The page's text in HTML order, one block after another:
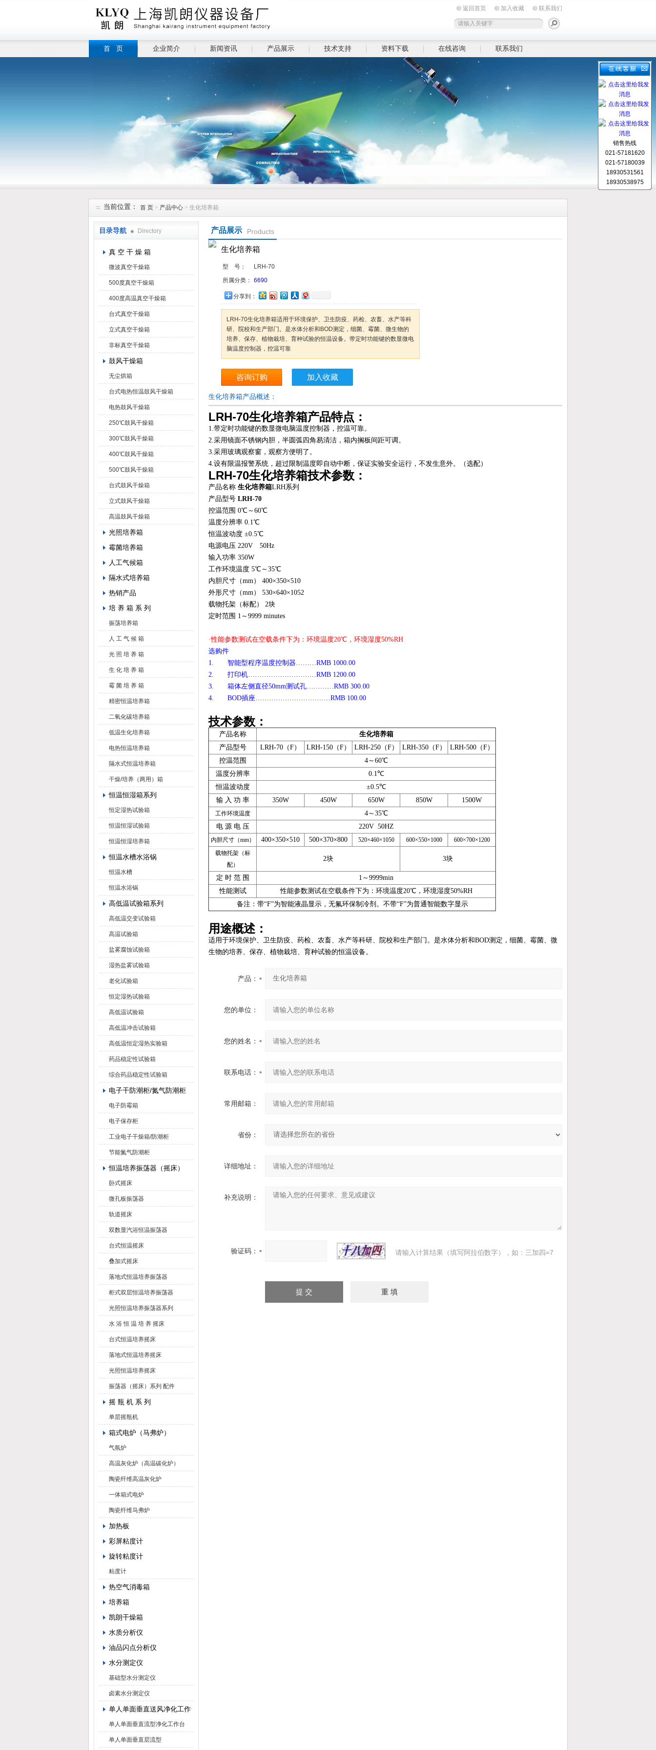
返回首页 加入收藏 联系我们
首 页 企业简介 新闻资讯 产品展示 技术支持 资料下载 在线咨询 联系我们
当前位置： 首 页 > 产品中心 > 生化培养箱
目录导航 Directory
真 空 干 燥 箱
微波真空干燥箱
500度真空干燥箱
400度高温真空干燥箱
台式真空干燥箱
立式真空干燥箱
非标真空干燥箱
鼓风干燥箱
无尘烘箱
台式电热恒温鼓风干燥箱
电热鼓风干燥箱
250℃鼓风干燥箱
300℃鼓风干燥箱
400℃鼓风干燥箱
500℃鼓风干燥箱
台式鼓风干燥箱
立式鼓风干燥箱
高温鼓风干燥箱
光照培养箱
霉菌培养箱
人工气候箱
隔水式培养箱
热销产品
培 养 箱 系 列
振荡培养箱
人 工 气 候 箱
光 照 培 养 箱
生 化 培 养 箱
霉 菌 培 养 箱
精密恒温培养箱
二氧化碳培养箱
低温生化培养箱
电热恒温培养箱
隔水式恒温培养箱
干燥/培养（两用）箱
恒温恒湿箱系列
恒定湿热试验箱
恒温恒湿试验箱
恒温恒湿培养箱
恒温水槽水浴锅
恒温水槽
恒温水浴锅
高低温试验箱系列
高低温交变试验箱
高温试验箱
盐雾腐蚀试验箱
湿热盐雾试验箱
老化试验箱
恒定湿热试验箱
高低温试验箱
高低温冲击试验箱
高低温恒定湿热实验箱
药品稳定性试验箱
综合药品稳定性试验箱
电子干防潮柜/氮气防潮柜
电子防霉箱
电子保存柜
工业电子干燥箱/防潮柜
节能氮气防潮柜
恒温培养振荡器（摇床）
卧式摇床
微孔板振荡器
轨道摇床
双数显汽浴恒温振荡器
台式恒温摇床
叠加式摇床
落地式恒温培养振荡器
柜式双层恒温培养振荡器
光照恒温培养振荡器系列
水 浴 恒 温 培 养 摇床
台式恒温培养摇床
落地式恒温培养摇床
光照恒温培养摇床
振荡器（摇床）系列 配件
摇 瓶 机 系 列
单层摇瓶机
箱式电炉（马弗炉）
气氛炉
高温灰化炉（高温碳化炉）
陶瓷纤维高温灰化炉
一体箱式电炉
陶瓷纤维马弗炉
加热板
彩屏粘度计
旋转粘度计
粘度计
热空气消毒箱
培养箱
凯朗干燥箱
水质分析仪
油品闪点分析仪
水分测定仪
基础型水分测定仪
卤素水分测定仪
单人单面垂直送风净化工作台
单人单面垂直流型净化工作台
单人单面垂直层流型
产品展示 Products
生化培养箱
型 号：
LRH-70
所属分类：
6690
分享到：
LRH-70生化培养箱适用于环境保护、卫生防疫、药检、农畜、水产等科
研、院校和生产部门。是水体分析和BOD测定，细菌、霉菌、微生物的
培养、保存、植物栽培、育种试验的恒温设备。带定时功能键的数显微电
脑温度控制器，控温可靠
咨询订购 加入收藏
生化培养箱产品概述：
LRH-70生化培养箱产品特点：
1.带定时功能键的数显微电脑温度控制器，控温可靠。
2.采用镜面不锈钢内胆，半圆弧四角易清洁，箱内搁板间距可调。
3.采用玻璃观察窗，观察方便明了。
4.设有限温报警系统，超过限制温度即自动中断，保证实验安全运行，不发生意外。（选配）
LRH-70生化培养箱技术参数：
产品名称 生化培养箱LRH系列
产品型号 LRH-70
控温范围 0℃～60℃
温度分辨率 0.1℃
恒温波动度 ±0.5℃
电源电压 220V 50Hz
输入功率 350W
工作环境温度 5℃～35℃
内胆尺寸（mm）
400×350×510
外形尺寸（mm）
530×640×1052
载物托架（标配）
2块
定时范围 1～9999 minutes
·性能参数测试在空载条件下为：环境温度20℃，环境湿度50%RH
选购件
1. 智能型程序温度控制器………RMB 1000.00
2. 打印机…………………………RMB 1200.00
3. 箱体左侧直径50mm测试孔…………RMB 300.00
4. BOD插座……………………………RMB 100.00
技术参数：
产品名称
生化培养箱
产品型号
LRH-70（F） LRH-150（F） LRH-250（F） LRH-350（F） LRH-500（F）
控温范围
4～60℃
温度分辨率
0.1℃
恒温波动度
±0.5℃
输 入 功 率
350W 450W 650W 850W 1500W
工作环境温度
4～35℃
电 源 电 压
220V 50HZ
内胆尺寸（mm） 400×350×510 500×370×800 520×460×1050 600×550×1000
600×700×1200
载物托架（标
配）
2块 3块
定 时 范 围
1～9999min
性能测试
性能参数测试在空载条件下为：环境温度20℃，环境湿度50%RH
备注：带“F”为智能液晶显示，无氟环保制冷剂。不带“F”为普通智能数字显示
用途概述：
适用于环境保护、卫生防疫、药检、农畜、水产等科研、院校和生产部门。是水体分析和BOD测定，细菌、霉菌、微
生物的培养、保存、植物栽培、育种试验的恒温设备。
产品：
您的单位：
您的姓名：
联系电话：
常用邮箱：
省份：
详细地址：
补充说明：
验证码： 请输入计算结果（填写阿拉伯数字），如：三加四=7
销售热线
021-57181620
021-57180039
18930531561
18930538975